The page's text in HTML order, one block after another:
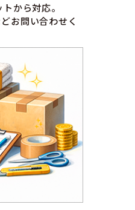
から対応。
お問い合わせく